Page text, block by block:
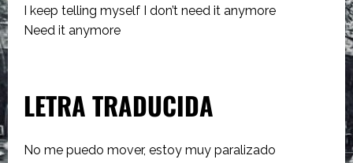
I keep telling myself I don’t need it anymore
Need it anymore
LETRA TRADUCIDA
No me puedo mover, estoy muy paralizado